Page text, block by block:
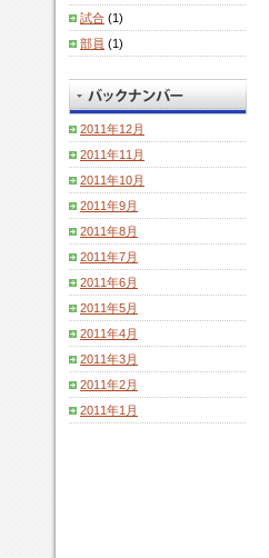
試合 (1)
部員 (1)
2011年12月
2011年11月
2011年10月
2011年9月
2011年8月
2011年7月
2011年6月
2011年5月
2011年4月
2011年3月
2011年2月
2011年1月